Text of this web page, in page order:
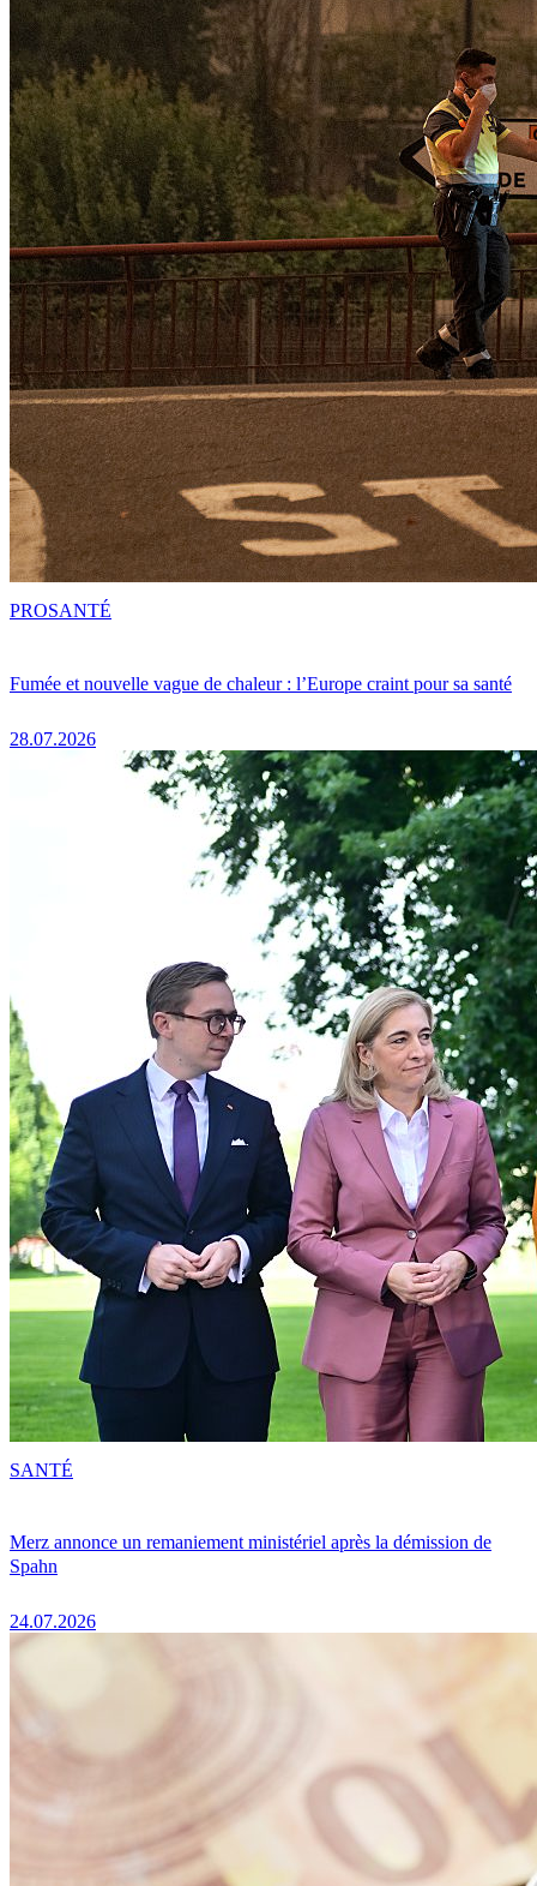
Fumée et nouvelle vague de chaleur : l’Europe craint pour sa santé
28.07.2026
PROSANTÉ
Merz annonce un remaniement ministériel après la démission de
Spahn
24.07.2026
SANTÉ